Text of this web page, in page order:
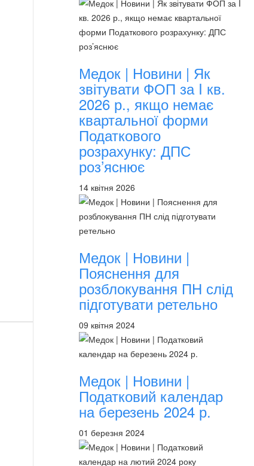
Медок | Новини | Як
звітувати ФОП за I кв.
2026 р., якщо немає
квартальної форми
Податкового
розрахунку: ДПС
роз’яснює
14 квітня 2026
Медок | Новини |
Пояснення для
розблокування ПН слід
підготувати ретельно
09 квітня 2024
Медок | Новини |
Податковий календар
на березень 2024 р.
01 березня 2024